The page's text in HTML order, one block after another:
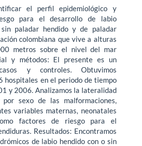
el perfil epidemiológico y
para el desarrollo de labio
paladar hendido y de paladar
colombiana que vive a alturas
metros sobre el nivel del mar
y métodos: El presente es un
y controles. Obtuvimos
hospitales en el periodo de tiempo
y 2006. Analizamos la lateralidad
sexo de las malformaciones,
variables maternas, neonatales
factores de riesgo para el
Resultados: Encontramos
de labio hendido con o sin